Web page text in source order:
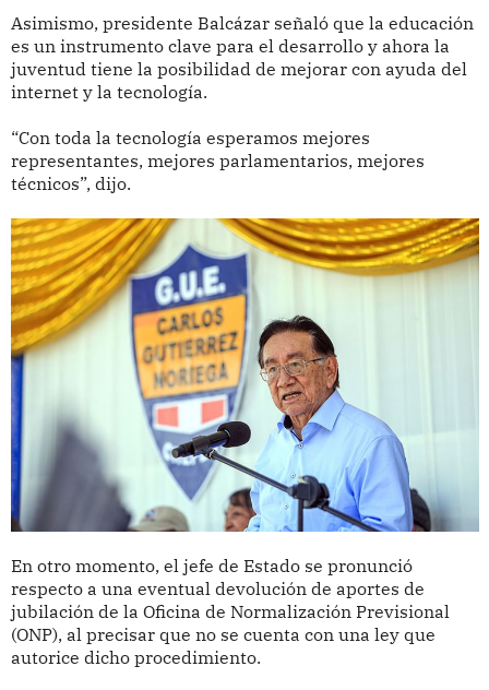
Asimismo, presidente Balcázar señaló que la educación
es un instrumento clave para el desarrollo y ahora la
juventud tiene la posibilidad de mejorar con ayuda del
internet y la tecnología.
“Con toda la tecnología esperamos mejores
representantes, mejores parlamentarios, mejores
técnicos”, dijo.
En otro momento, el jefe de Estado se pronunció
respecto a una eventual devolución de aportes de
jubilación de la Oficina de Normalización Previsional
(ONP), al precisar que no se cuenta con una ley que
autorice dicho procedimiento.